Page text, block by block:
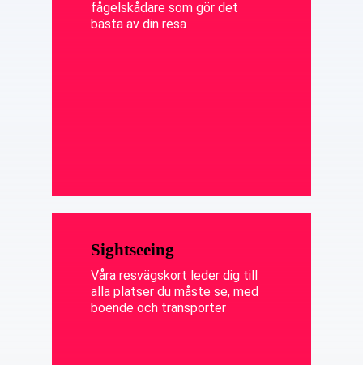
fågelskådare som gör det
bästa av din resa
Sightseeing
Våra resvägskort leder dig till
alla platser du måste se, med
boende och transporter